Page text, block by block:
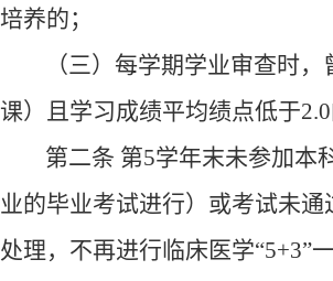
培养的；
（三）每学期学业审查时
课）且学习成绩平均绩点低于2.0
第二条 第5学年末未参加本
业的毕业考试进行）或考试未
处理，不再进行临床医学“5+3”